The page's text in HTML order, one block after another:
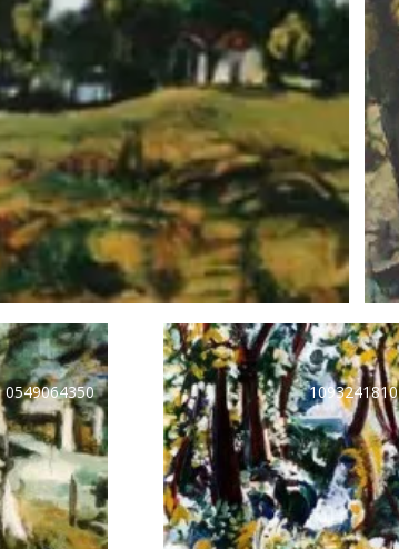
0549064350 1093241810